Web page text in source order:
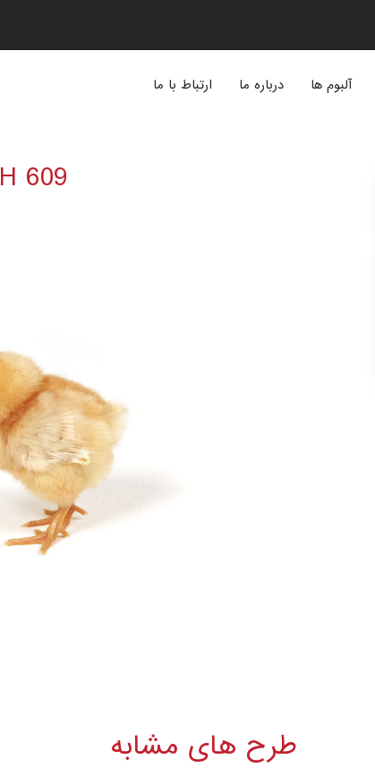
آلبوم ها درباره ما ارتباط با ما
H 609
طرح های مشابه